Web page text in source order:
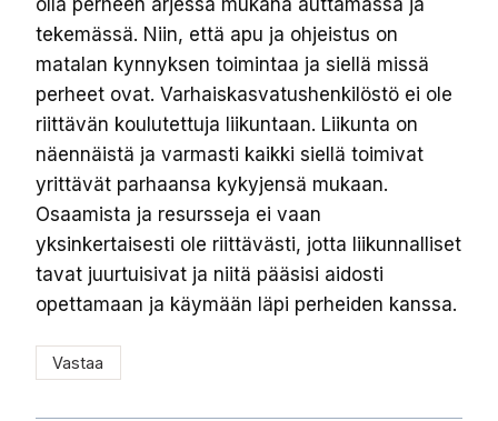
tekemässä. Niin, että apu ja ohjeistus on
matalan kynnyksen toimintaa ja siellä missä
perheet ovat. Varhaiskasvatushenkilöstö ei ole
riittävän koulutettuja liikuntaan. Liikunta on
näennäistä ja varmasti kaikki siellä toimivat
yrittävät parhaansa kykyjensä mukaan.
Osaamista ja resursseja ei vaan
yksinkertaisesti ole riittävästi, jotta liikunnalliset
tavat juurtuisivat ja niitä pääsisi aidosti
opettamaan ja käymään läpi perheiden kanssa.
Vastaa